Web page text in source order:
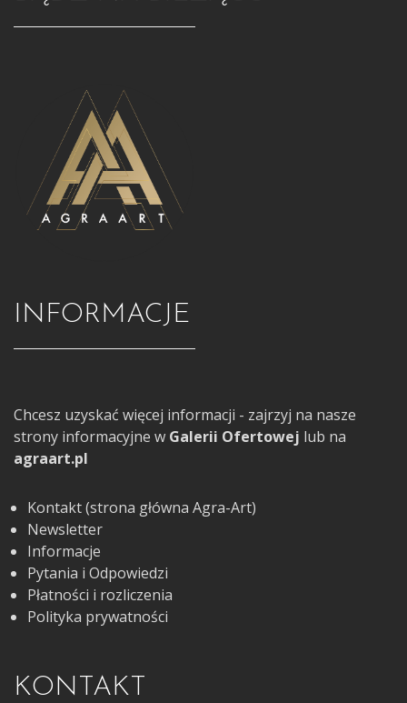
INFORMACJE
Chcesz uzyskać więcej informacji - zajrzyj na nasze
strony informacyjne w Galerii Ofertowej lub na
agraart.pl
Kontakt (strona główna Agra-Art)
Newsletter
Informacje
Pytania i Odpowiedzi
Płatności i rozliczenia
Polityka prywatności
KONTAKT